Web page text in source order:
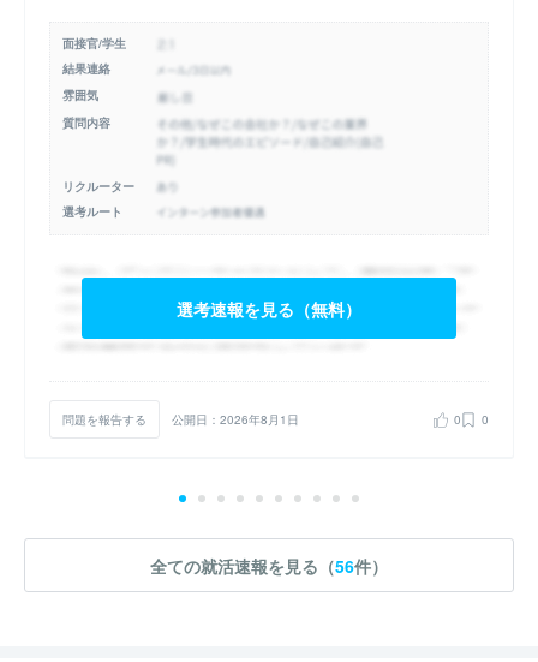
面接官/学生
結果連絡
雰囲気
質問内容
リクルーター
選考ルート
選考速報を見る（無料）
問題を報告する 公開日：2026年8月1日 0 0
全ての就活速報を見る（56件）